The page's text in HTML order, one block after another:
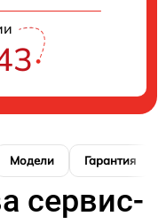
Модели Гарантия
сервис-